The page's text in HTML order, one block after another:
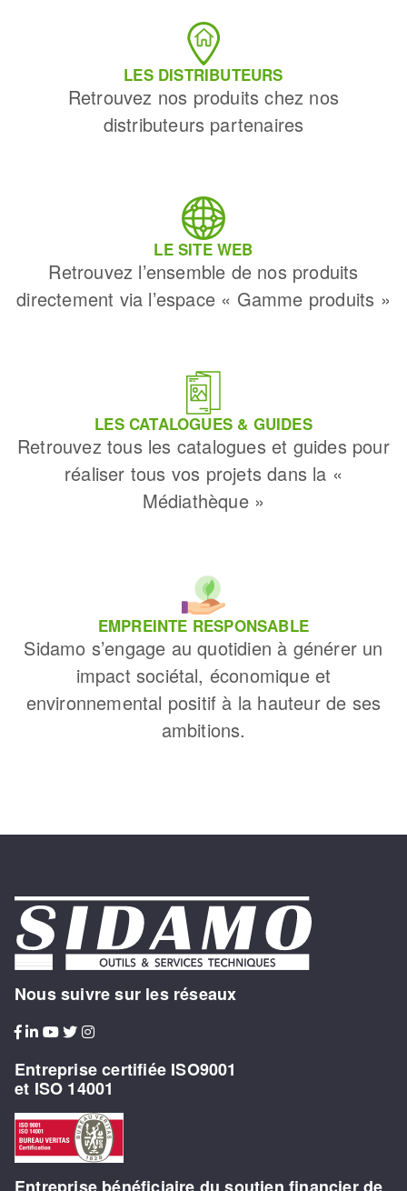
LES DISTRIBUTEURS
Retrouvez nos produits chez nos
distributeurs partenaires
LE SITE WEB
Retrouvez l’ensemble de nos produits
directement via l’espace « Gamme produits »
LES CATALOGUES & GUIDES
Retrouvez tous les catalogues et guides pour
réaliser tous vos projets dans la «
Médiathèque »
EMPREINTE RESPONSABLE
Sidamo s’engage au quotidien à générer un
impact sociétal, économique et
environnemental positif à la hauteur de ses
ambitions.
Nous suivre sur les réseaux
Entreprise certifiée ISO9001
et ISO 14001